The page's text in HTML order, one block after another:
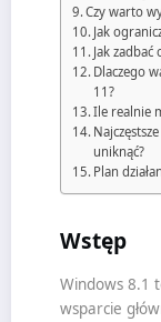
Czy warto
Jak
Jak
Dlaczego
11?
Ile realnie
uniknąć?
Plan
Wstęp
Windows 8.1
wsparcie